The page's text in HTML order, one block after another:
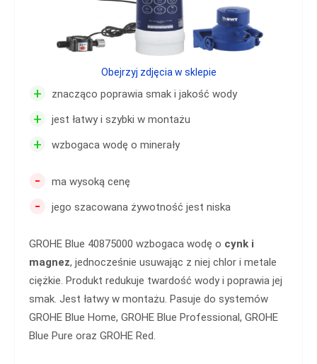
+ znacząco poprawia smak i jakość wody
+ jest łatwy i szybki w montażu
+ wzbogaca wodę o minerały
- ma wysoką cenę
- jego szacowana żywotność jest niska
GROHE Blue 40875000 wzbogaca wodę o cynk i
magnez, jednocześnie usuwając z niej chlor i metale
ciężkie. Produkt redukuje twardość wody i poprawia jej
smak. Jest łatwy w montażu. Pasuje do systemów
GROHE Blue Home, GROHE Blue Professional, GROHE
Blue Pure oraz GROHE Red.
Obejrzyj zdjęcia w sklepie